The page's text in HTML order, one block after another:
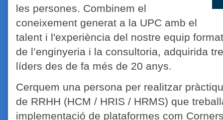
les persones. Combinem el
coneixement generat a la UPC amb el
talent i l'experiència del nostre equip
de l’enginyeria i la consultoria, adquirida
líders des de fa més de 20 anys.
Cerquem una persona per realitzar
de RRHH (HCM / HRIS / HRMS) que
implementació de plataformes com